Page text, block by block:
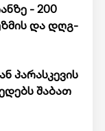
-200
და დღგ-
პარასკევის
შაბათ